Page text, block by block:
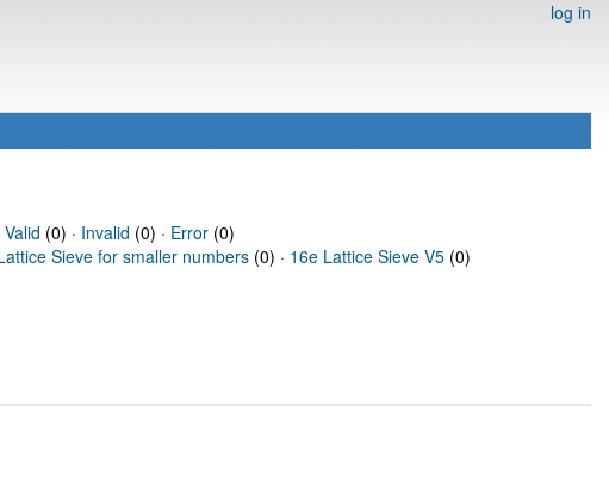
log in
Valid (0) · Invalid (0) · Error(0)
Sieve for smaller numbers (0) · 16e Lattice Sieve V5 (0)